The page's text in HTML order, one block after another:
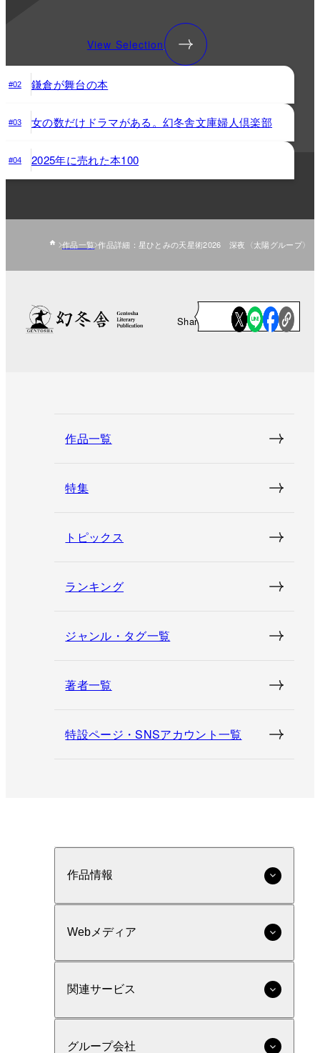
View Selection
#02 鎌倉が舞台の本
#03 女の数だけドラマがある。幻冬舎文庫婦人倶楽部
#04 2025年に売れた本100
作品一覧 作品詳細：星ひとみの天星術2026 深夜〈太陽グループ〉
Share
作品一覧
特集
トピックス
ランキング
ジャンル・タグ一覧
著者一覧
特設ページ・SNSアカウント一覧
作品情報
Webメディア
関連サービス
グループ会社